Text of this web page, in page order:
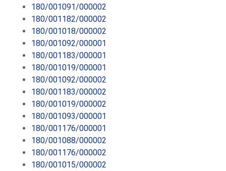
180/001091/000002
180/001182/000002
180/001018/000002
180/001092/000001
180/001183/000001
180/001019/000001
180/001092/000002
180/001183/000002
180/001019/000002
180/001093/000001
180/001176/000001
180/001088/000002
180/001176/000002
180/001015/000002